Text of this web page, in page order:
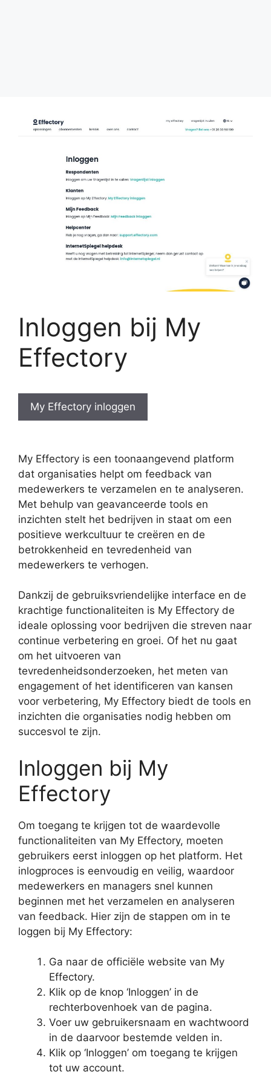
Inloggen bij My
Effectory
My Effectory inloggen
My Effectory is een toonaangevend platform
dat organisaties helpt om feedback van
medewerkers te verzamelen en te analyseren.
Met behulp van geavanceerde tools en
inzichten stelt het bedrijven in staat om een
positieve werkcultuur te creëren en de
betrokkenheid en tevredenheid van
medewerkers te verhogen.
Dankzij de gebruiksvriendelijke interface en de
krachtige functionaliteiten is My Effectory de
ideale oplossing voor bedrijven die streven naar
continue verbetering en groei. Of het nu gaat
om het uitvoeren van
tevredenheidsonderzoeken, het meten van
engagement of het identificeren van kansen
voor verbetering, My Effectory biedt de tools en
inzichten die organisaties nodig hebben om
succesvol te zijn.
Inloggen bij My
Effectory
Om toegang te krijgen tot de waardevolle
functionaliteiten van My Effectory, moeten
gebruikers eerst inloggen op het platform. Het
inlogproces is eenvoudig en veilig, waardoor
medewerkers en managers snel kunnen
beginnen met het verzamelen en analyseren
van feedback. Hier zijn de stappen om in te
loggen bij My Effectory:
Ga naar de officiële website van My
Effectory.
Klik op de knop ‘Inloggen’ in de
rechterbovenhoek van de pagina.
Voer uw gebruikersnaam en wachtwoord
in de daarvoor bestemde velden in.
Klik op ‘Inloggen’ om toegang te krijgen
tot uw account.